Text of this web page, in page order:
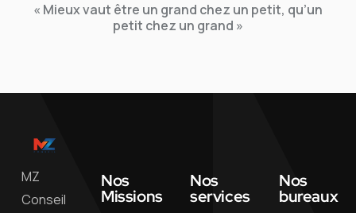
« Mieux vaut être un grand chez un petit, qu’un
petit chez un grand »
MZ
Conseil
Nos
Missions
Nos
services
Nos
bureaux